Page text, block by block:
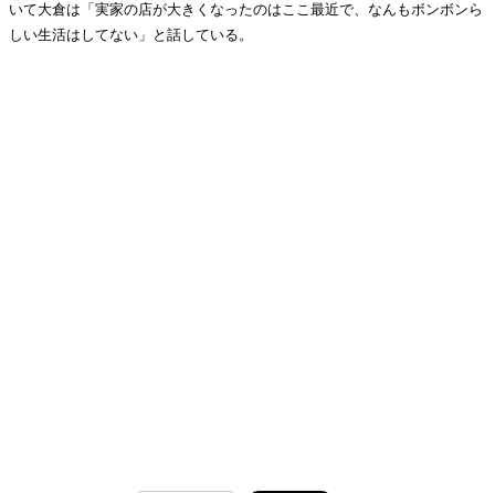
いて大倉は「実家の店が大きくなったのはここ最近で、なんもボンボンら
しい生活はしてない」と話している。